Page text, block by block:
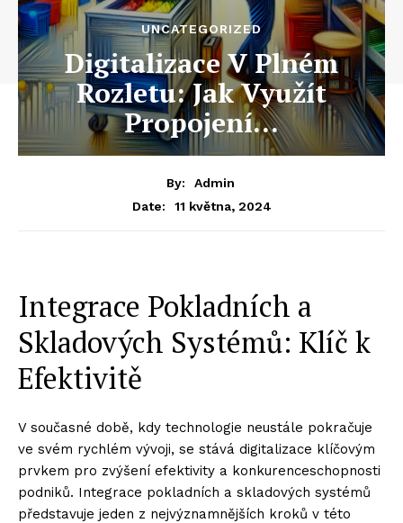
UNCATEGORIZED
Digitalizace V Plném
Rozletu: Jak Využít
Propojení…
By:
Admin
Date:
11 května, 2024
Integrace Pokladních a
Skladových Systémů: Klíč k
Efektivitě
V současné době, kdy technologie neustále pokračuje
ve svém rychlém vývoji, se stává digitalizace klíčovým
prvkem pro zvýšení efektivity a konkurenceschopnosti
podniků. Integrace pokladních a skladových systémů
představuje jeden z nejvýznamnějších kroků v této